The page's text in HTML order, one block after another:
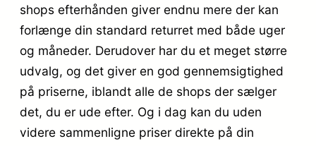
shops efterhånden giver endnu mere der kan
forlænge din standard returret med både uger
og måneder. Derudover har du et meget større
udvalg, og det giver en god gennemsigtighed
på priserne, iblandt alle de shops der sælger
det, du er ude efter. Og i dag kan du uden
videre sammenligne priser direkte på din